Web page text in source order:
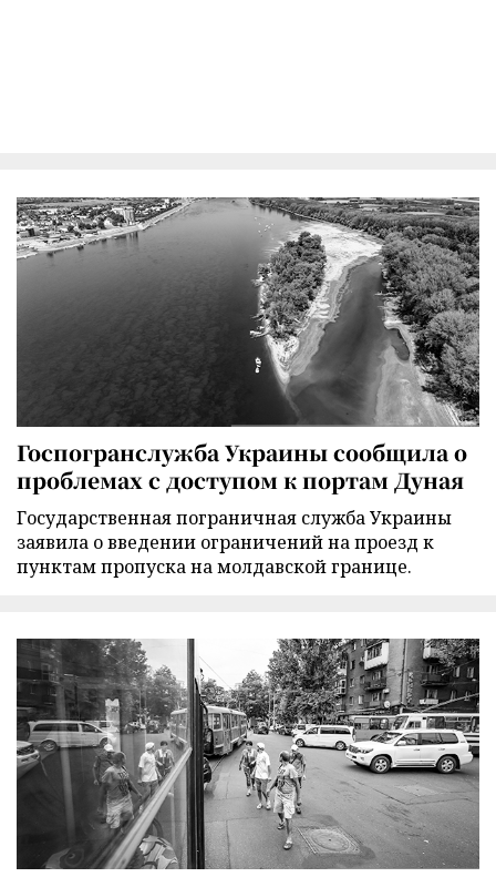
Госпогранслужба Украины сообщила о
проблемах с доступом к портам Дуная
Государственная пограничная служба Украины
заявила о введении ограничений на проезд к
пунктам пропуска на молдавской границе.